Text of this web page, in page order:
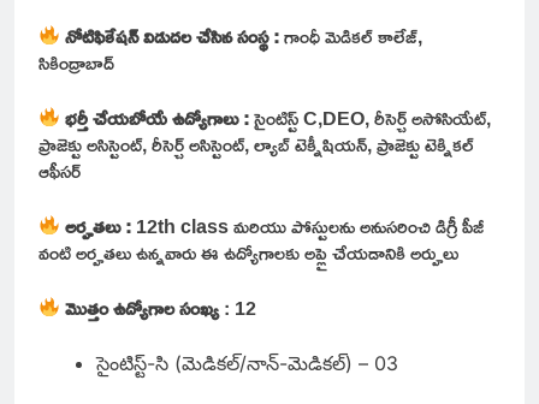
నోటిఫికేషన్ విడుదల చేసిన సంస్థ :గాంధీ మెడికల్ కాలేజ్,
సికింద్రాబాద్
భర్తీ చేయబోయే ఉద్యోగాలు :సైంటిస్ట్ C,DEO, రీసెర్చ్ అసోసియేట్,
ప్రాజెక్టు అసిస్టెంట్, రీసెర్చ్ అసిస్టెంట్, ల్యాబ్ టెక్నీషియన్, ప్రాజెక్టు టెక్నికల్
ఆఫీసర్
అర్హతలు :12th class మరియు పోస్టులను అనుసరించి డిగ్రీ పీజీ
వంటి అర్హతలు ఉన్నవారు ఈ ఉద్యోగాలకు అప్లై చేయడానికి అర్హులు
మొత్తం ఉద్యోగాల సంఖ్య: 12
సైంటిస్ట్-సి (మెడికల్/నాన్-మెడికల్) – 03